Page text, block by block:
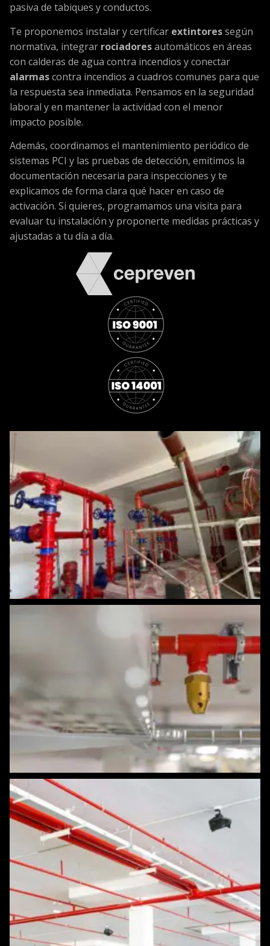
pasiva de tabiques y conductos.
Te proponemos instalar y certificar extintoressegún
normativa, integrar rociadoresautomáticos en áreas
con calderas de agua contra incendios y conectar
alarmascontra incendios a cuadros comunes para que
la respuesta sea inmediata. Pensamos en la seguridad
laboral y en mantener la actividad con el menor
impacto posible.
Además, coordinamos el mantenimiento periódico de
sistemas PCI y las pruebas de detección, emitimos la
documentación necesaria para inspecciones y te
explicamos de forma clara qué hacer en caso de
activación. Si quieres, programamos una visita para
evaluar tu instalación y proponerte medidas prácticas y
ajustadas a tu día a día.